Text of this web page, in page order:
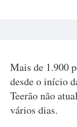
Mais de 1.900
desde o início
Teerão não
vários dias.